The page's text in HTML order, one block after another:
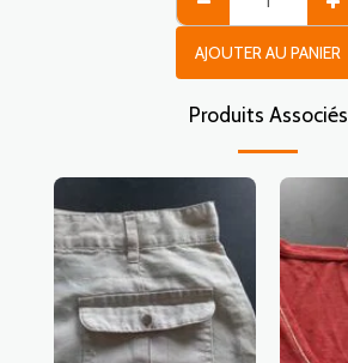
AJOUTER AU PANIER
Produits Associés